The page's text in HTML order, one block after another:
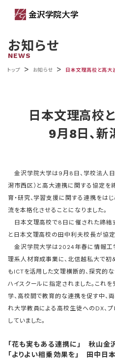
お知らせ
NEWS
トップ > お知らせ > 日本文理高校と高大
日本文理高校
9月8日、新
金沢学院大学は9月8日、学校法人
潟市西区）と高大連携に関する協定を
育・研究、学習支援に関する連携をは
流を本格化させることになりました。
日本文理高校で8日に催された締結
と日本文理高校の田中利夫校長が協定
金沢学院大学は2024年春に情報工
理系人材育成事業に、北信越私大で初
もICTを活用した文理横断的、探究的
ハイスクールに指定されました。これ
学、高校間で教育的な連携を促す中、
れ大学教員による高校生徒へのDX、
していました。
「花も実もある連携に」 秋山金
「よりよい相乗効果を」 田中日